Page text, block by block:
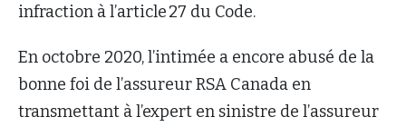
infraction à l’article 27 du Code.
En octobre 2020, l’intimée a encore abusé de la
bonne foi de l’assureur RSA Canada en
transmettant à l’expert en sinistre de l’assureur